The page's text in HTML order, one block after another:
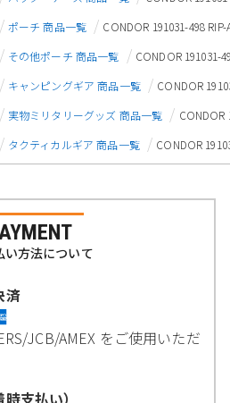
ポーチ 商品一覧
CONDOR 191031-498
その他ポーチ 商品一覧
CONDOR 191031-
キャンピングギア 商品一覧
CONDOR
実物ミリタリーグッズ 商品一覧
CONDOR
タクティカルギア 商品一覧 CONDOR
い方法について
済
JCB/AMEX をご使用いただ
支払い）